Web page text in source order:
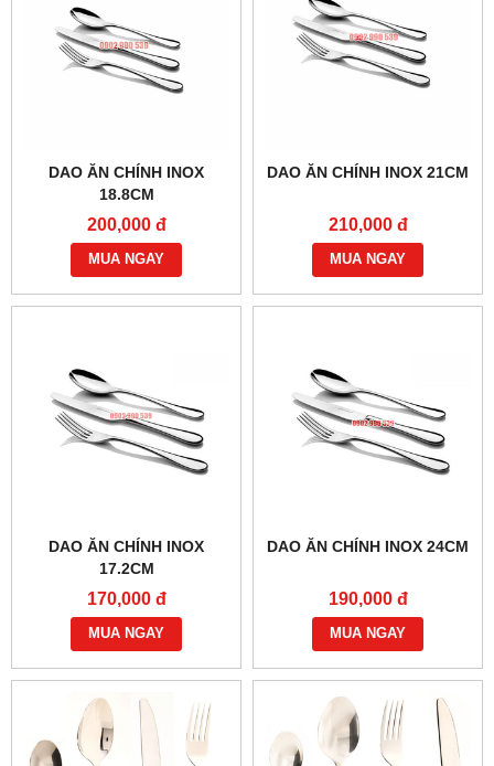
DAO ĂN CHÍNH INOX
18.8CM
200,000 đ
MUA NGAY
DAO ĂN CHÍNH INOX 21CM
210,000 đ
MUA NGAY
DAO ĂN CHÍNH INOX
17.2CM
170,000 đ
MUA NGAY
DAO ĂN CHÍNH INOX 24CM
190,000 đ
MUA NGAY